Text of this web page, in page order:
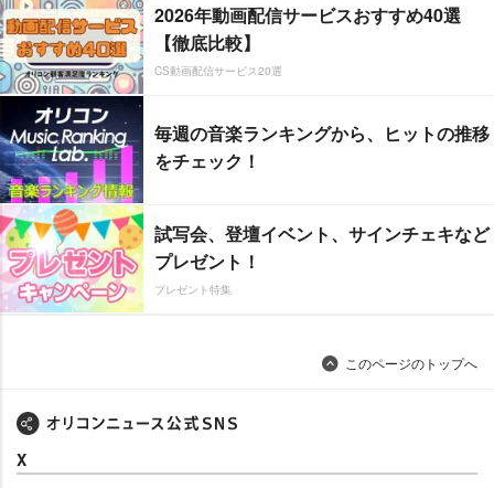
2026年動画配信サービスおすすめ40選
【徹底比較】
CS動画配信サービス20選
毎週の音楽ランキングから、ヒットの推移
をチェック！
試写会、登壇イベント、サインチェキなど
プレゼント！
プレゼント特集
このページのトップへ
X